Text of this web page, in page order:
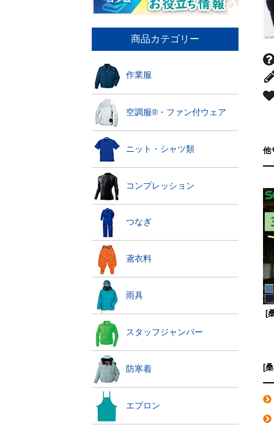
商品カテゴリー
作業服
空調服®・ファン付ウェア
ニット・シャツ類
コンプレッション
つなぎ
鳶衣料
雨具
スタッフジャンパー
防寒着
エプロン
他
[
[